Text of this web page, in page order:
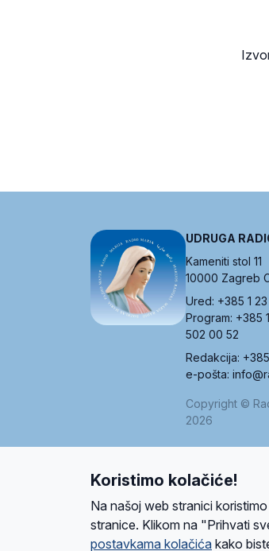
UDRUGA
Kameniti stol 11
10000 Zagreb
Ured: +385 1
Program: +385
502 00 52
Redakcija:
e-pošta:
Copyright ©
2026
Ova stranica je zaštićena
Koristimo kolačiće!
Na našoj web stranici
stranice. Klikom na "Prihvati
postavkama kolačića kako